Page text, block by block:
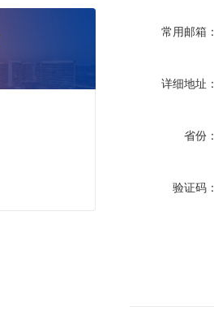
常用邮箱：
详细地址：
省份：
验证码：